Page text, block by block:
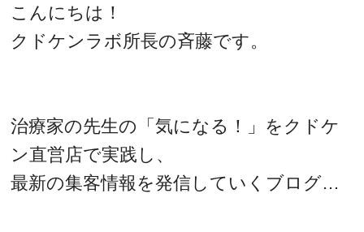
こんにちは！
クドケンラボ所長の斉藤です。
治療家の先生の「気になる！」をクドケ
ン直営店で実践し、
最新の集客情報を発信していくブログ…